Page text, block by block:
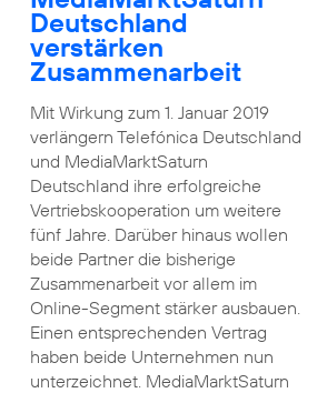
Deutschland
verstärken
Zusammenarbeit
Mit Wirkung zum 1. Januar 2019
verlängern Telefónica Deutschland
und MediaMarktSaturn
Deutschland ihre erfolgreiche
Vertriebskooperation um weitere
fünf Jahre. Darüber hinaus wollen
beide Partner die bisherige
Zusammenarbeit vor allem im
Online-Segment stärker ausbauen.
Einen entsprechenden Vertrag
haben beide Unternehmen nun
unterzeichnet. MediaMarktSaturn